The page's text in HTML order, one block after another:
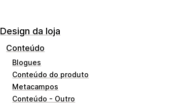
Design da loja
Conteúdo
Blogues
Conteúdo do produto
Metacampos
Conteúdo - Outro